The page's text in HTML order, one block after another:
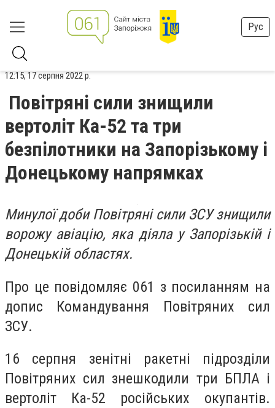
Рус
12:15, 17 серпня 2022 р.
Повітряні сили знищили
вертоліт Ка-52 та три
безпілотники на Запорізькому і
Донецькому напрямках
Минулої доби Повітряні сили ЗСУ знищили
ворожу авіацію, яка діяла у Запорізькій і
Донецькій областях.
Про це повідомляє 061 з посиланням на
допис Командування Повітряних сил
ЗСУ.
16 серпня зенітні ракетні підрозділи
Повітряних сил знешкодили три БПЛА і
вертоліт Ка-52 російських окупантів.